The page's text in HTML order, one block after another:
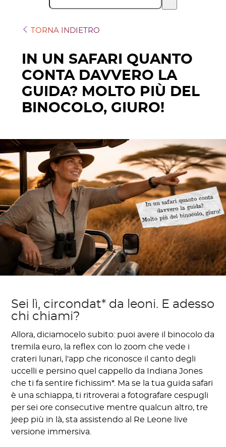
TORNA INDIETRO
IN UN SAFARI QUANTO
CONTA DAVVERO LA
GUIDA? MOLTO PIÙ DEL
BINOCOLO, GIURO!
Sei lì, circondat* da leoni. E adesso
chi chiami?
Allora, diciamocelo subito: puoi avere il binocolo da
tremila euro, la reflex con lo zoom che vede i
crateri lunari, l'app che riconosce il canto degli
uccelli e persino quel cappello da Indiana Jones
che ti fa sentire fichissim*. Ma se la tua guida safari
è una schiappa, ti ritroverai a fotografare cespugli
per sei ore consecutive mentre qualcun altro, tre
jeep più in là, sta assistendo al Re Leone live
versione immersiva.